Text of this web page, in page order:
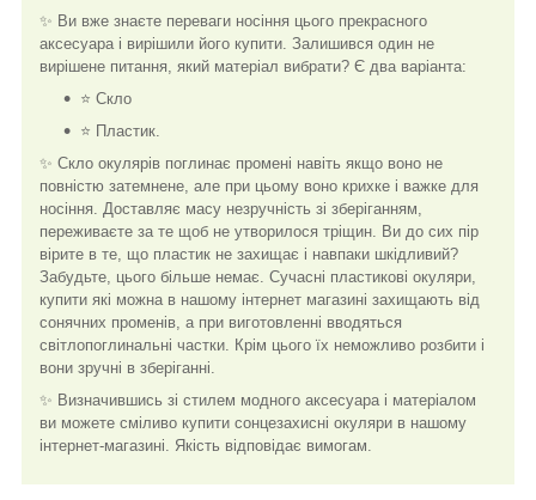
✨ Ви вже знаєте переваги носіння цього прекрасного
аксесуара і вирішили його купити. Залишився один не
вирішене питання, який матеріал вибрати? Є два варіанта:
⭐ Скло
⭐ Пластик.
✨ Скло окулярів поглинає промені навіть якщо воно не
повністю затемнене, але при цьому воно крихке і важке для
носіння. Доставляє масу незручність зі зберіганням,
переживаєте за те щоб не утворилося тріщин. Ви до сих пір
вірите в те, що пластик не захищає і навпаки шкідливий?
Забудьте, цього більше немає. Сучасні пластикові окуляри,
купити які можна в нашому інтернет магазині захищають від
сонячних променів, а при виготовленні вводяться
світлопоглинальні частки. Крім цього їх неможливо розбити і
вони зручні в зберіганні.
✨ Визначившись зі стилем модного аксесуара і матеріалом
ви можете сміливо купити сонцезахисні окуляри в нашому
інтернет-магазині. Якість відповідає вимогам.